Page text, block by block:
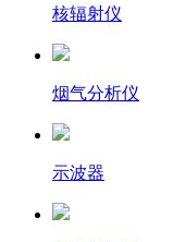
核辐射仪
烟气分析仪
示波器